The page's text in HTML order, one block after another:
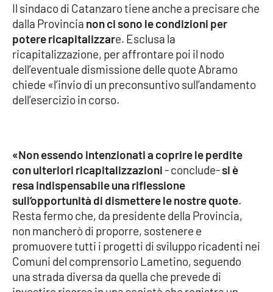
Società
Sport
RUBRICHE
Parchi Marini Calabria
Leggendo Alvaro insieme
Imprese Di Calabria
Le perfidie di Antonella Grippo
Venti di comunicazione
Il sindaco di Catanzaro tiene anche a precisare che
dalla Provincia non ci sono le condizioni per
potere ricapitalizzare. Esclusa la
ricapitalizzazione, per affrontare poi il nodo
dell’eventuale dismissione delle quote Abramo
chiede «l’invio di un preconsuntivo sull’andamento
dell’esercizio in corso.
«Non essendo intenzionati a coprire le perdite
con ulteriori ricapitalizzazioni- conclude-si è
resa indispensabile una riflessione
sull’opportunità di dismettere le nostre quote.
Resta fermo che, da presidente della Provincia,
non mancherò di proporre, sostenere e
promuovere tutti i progetti di sviluppo ricadenti nei
Comuni del comprensorio Lametino, seguendo
una strada diversa da quella che prevede di